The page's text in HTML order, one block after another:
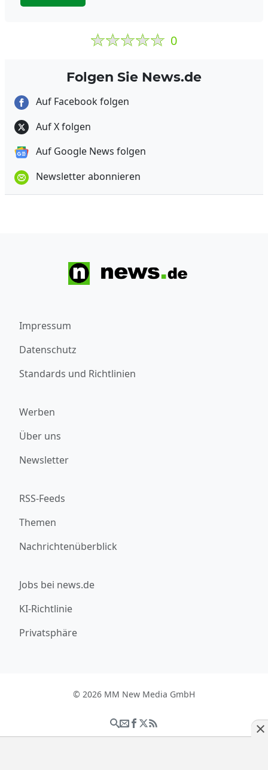
0
Folgen Sie News.de
Auf Facebook folgen
Auf X folgen
Auf Google News folgen
Newsletter abonnieren
Impressum
Datenschutz
Standards und Richtlinien
Werben
Über uns
Newsletter
RSS-Feeds
Themen
Nachrichtenüberblick
Jobs bei news.de
KI-Richtlinie
Privatsphäre
© 2026 MM New Media GmbH